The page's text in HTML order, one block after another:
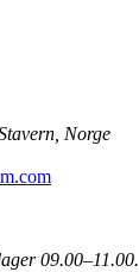
Norge
09.00–11.00.